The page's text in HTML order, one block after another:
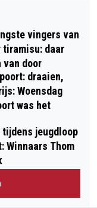
VOOR
OPNAMEN
DE
vingers van
tiramisu: daar
door
draaien,
Woensdag
was het
jeugdloop
Winnaars Thom